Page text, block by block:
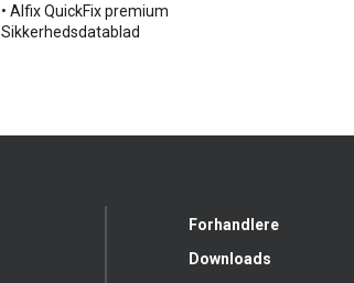
• Alfix QuickFix premium
Sikkerhedsdatablad
Forhandlere
Downloads